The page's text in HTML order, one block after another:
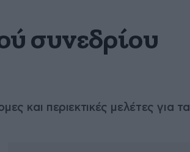
συνεδρίου
και περιεκτικές μελέτες για τα